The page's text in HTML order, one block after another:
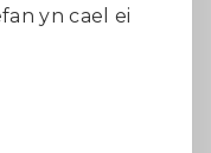
yn cael ei